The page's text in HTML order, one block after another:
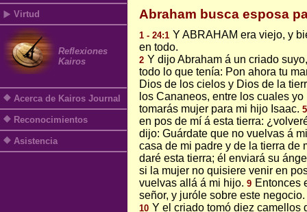
Virtud
Reflexiones
Kairos
Acerca de Kairos Journal
Reconocimientos
Asistencia
Abraham busca esposa
1 - 24:1 Y ABRAHAM era viejo, y
en todo.
2 Y dijo Abraham á un criado
todo lo que tenía: Pon ahora tu
Dios de los cielos y Dios de la
los Cananeos, entre los cuales yo
tomarás mujer para mi hijo Isaac. 5
en pos de mí á esta tierra:
dijo: Guárdate que no vuelvas á
casa de mi padre y de la tierra de
daré esta tierra; él enviará su
si la mujer no quisiere venir en
vuelvas allá á mi hijo. 9 Entonces
señor, y juróle sobre este negocio.
10 Y el criado tomó diez camellos